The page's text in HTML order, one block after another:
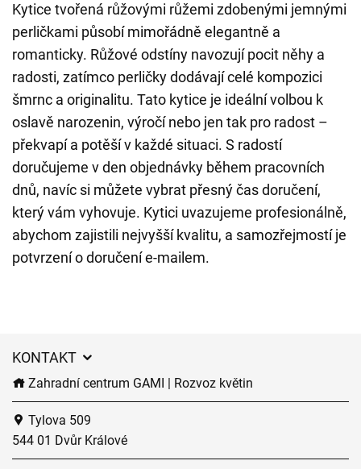
Kytice tvořená růžovými růžemi zdobenými jemnými
perličkami působí mimořádně elegantně a
romanticky. Růžové odstíny navozují pocit něhy a
radosti, zatímco perličky dodávají celé kompozici
šmrnc a originalitu. Tato kytice je ideální volbou k
oslavě narozenin, výročí nebo jen tak pro radost –
překvapí a potěší v každé situaci. S radostí
doručujeme v den objednávky během pracovních
dnů, navíc si můžete vybrat přesný čas doručení,
který vám vyhovuje. Kytici uvazujeme profesionálně,
abychom zajistili nejvyšší kvalitu, a samozřejmostí je
potvrzení o doručení e-mailem.
KONTAKT
Zahradní centrum GAMI | Rozvoz květin
Tylova 509
544 01 Dvůr Králové